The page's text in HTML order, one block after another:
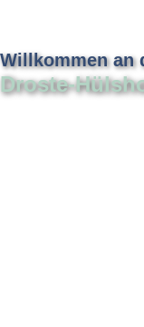
Willkommen an
Droste-